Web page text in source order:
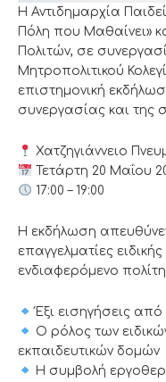
Η Αντιδημαρχία
Πόλη που Μαθαίνει»
Πολιτών, σε
Μητροπολιτικού
επιστημονική
συνεργασίας και της
Χατζηγιάννειο
Τετάρτη 20 Μαΐου
17:00 – 19:00
Η εκδήλωση
επαγγελματίες
ενδιαφερόμενο
Έξι εισηγήσεις από
Ο ρόλος των
εκπαιδευτικών δομών
Η συμβολή